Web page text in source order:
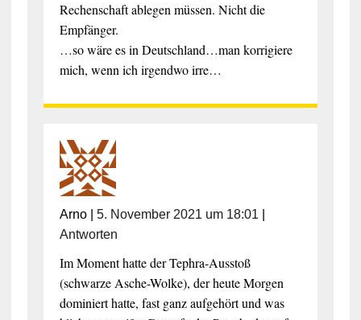
Rechenschaft ablegen müssen. Nicht die
Empfänger.
…so wäre es in Deutschland…man korrigiere
mich, wenn ich irgendwo irre…
Arno| 5. November 2021 um 18:01
Antworten
Im Moment hatte der Tephra-Ausstoß
(schwarze Asche-Wolke), der heute Morgen
dominiert hatte, fast ganz aufgehört und was